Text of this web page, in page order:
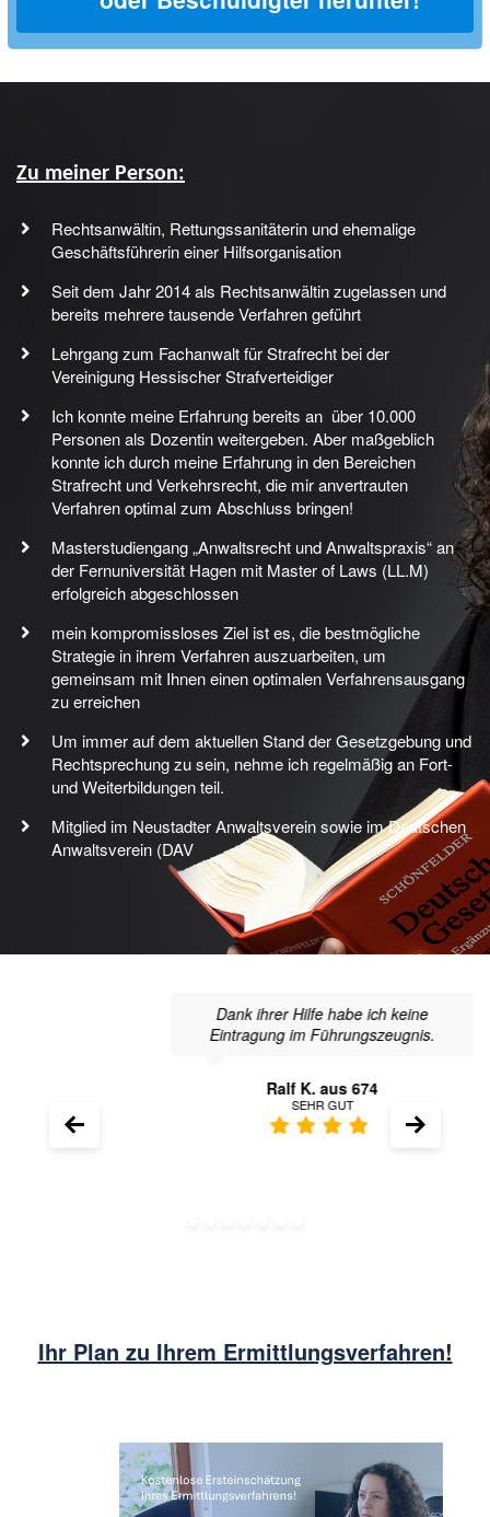
Zu meiner Person:
Rechtsanwältin, Rettungssanitäterin und ehemalige
Geschäftsführerin einer Hilfsorganisation
Seit dem Jahr 2014 als Rechtsanwältin zugelassen und
bereits mehrere tausende Verfahren geführt
Lehrgang zum Fachanwalt für Strafrecht bei der
Vereinigung Hessischer Strafverteidiger
Ich konnte meine Erfahrung bereits an über 10.000
Personen als Dozentin weitergeben. Aber maßgeblich
konnte ich durch meine Erfahrung in den Bereichen
Strafrecht und Verkehrsrecht, die mir anvertrauten
Verfahren optimal zum Abschluss bringen!
Masterstudiengang „Anwaltsrecht und Anwaltspraxis“ an
der Fernuniversität Hagen mit Master of Laws (LL.M)
erfolgreich abgeschlossen
mein kompromissloses Ziel ist es, die bestmögliche
Strategie in ihrem Verfahren auszuarbeiten, um
gemeinsam mit Ihnen einen optimalen Verfahrensausgang
zu erreichen
Um immer auf dem aktuellen Stand der Gesetzgebung und
Rechtsprechung zu sein, nehme ich regelmäßig an Fort-
und Weiterbildungen teil.
Mitglied im Neustadter Anwaltsverein sowie im Deutschen
Anwaltsverein (DAV
Dank ihrer Hilfe habe ich keine
Eintragung im Führungszeugnis.
Ralf K. aus 674
Ihr Plan zu Ihrem Ermittlungsverfahren!